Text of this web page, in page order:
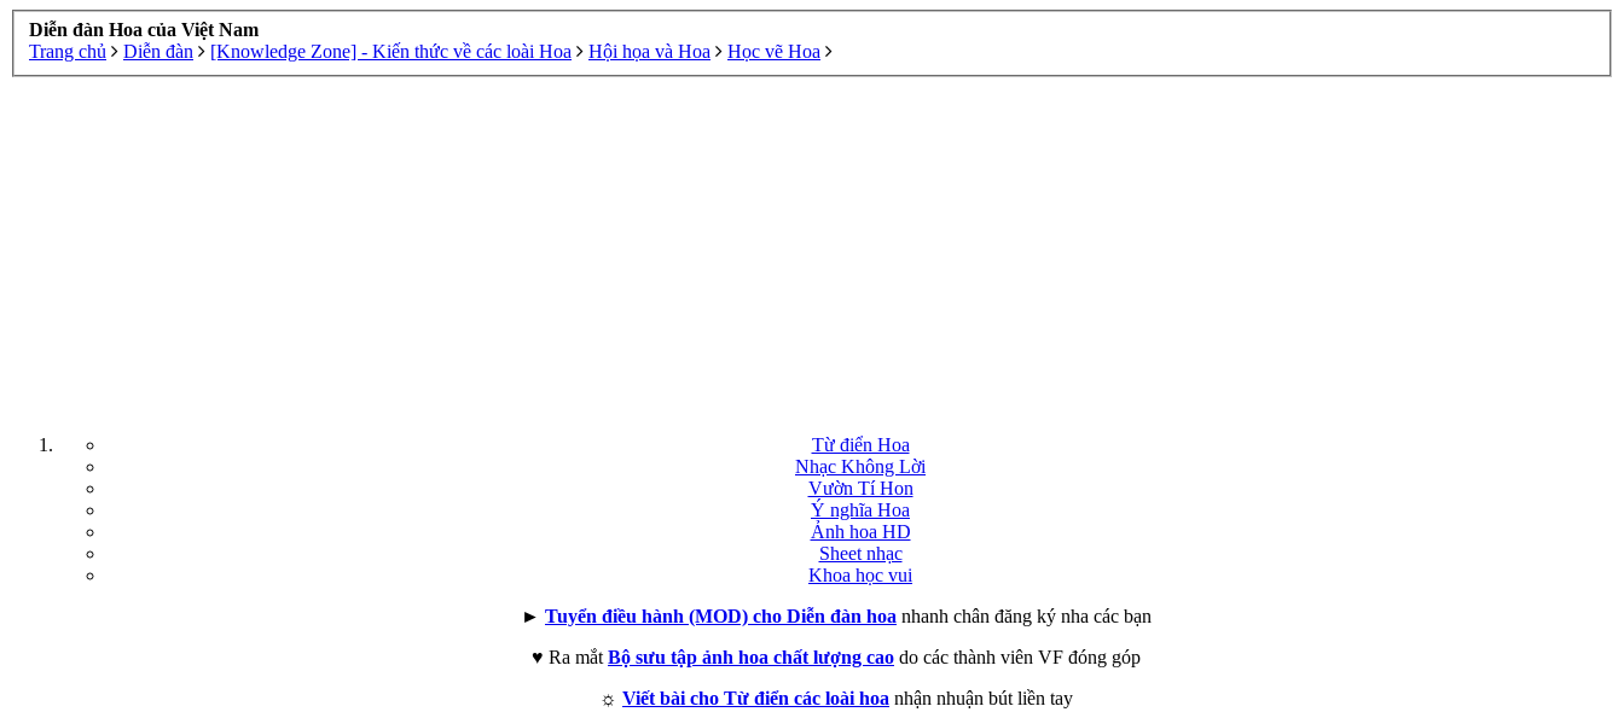
Diễn đàn Hoa của Việt Nam
Trang chủ
Diễn đàn [Knowledge Zone] - Kiến thức về các loài Hoa Hội họa và Hoa Học vẽ Hoa
Từ điển Hoa
Nhạc Không Lời
Vườn Tí Hon
Ý nghĩa Hoa
Ảnh hoa HD
Sheet nhạc
Khoa học vui
► Tuyển điều hành (MOD) cho Diễn đàn hoa nhanh chân đăng ký nha các bạn
♥ Ra mắt Bộ sưu tập ảnh hoa chất lượng cao do các thành viên VF đóng góp
☼ Viết bài cho Từ điển các loài hoa nhận nhuận bút liền tay